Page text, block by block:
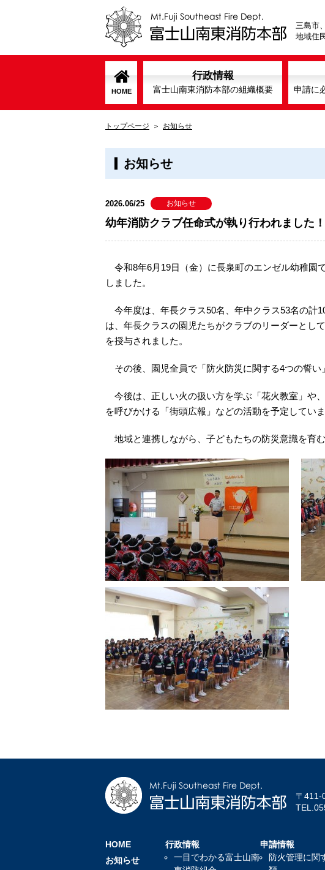
三島市
地域住
HOME
行政情報
富士山南東消防本部の組織概要 申請に
トップページ お知らせ
お知らせ
2026.06/25 お知らせ
幼年消防クラブ任命式が執り行われました！
令和8年6月19日（金）に長泉町のエンゼル幼稚園
しました。
今年度は、年長クラス50名、年中クラス53名の計
は、年長クラスの園児たちがクラブのリーダーとし
を授与されました。
その後、園児全員で「防火防災に関する4つの誓い
今後は、正しい火の扱い方を学ぶ「花火教室」や
を呼びかける「街頭広報」などの活動を予定していま
地域と連携しながら、子どもたちの防災意識を育
〒411-
HOME
お知らせ
行政情報
一目でわかる富士山南
申請情報
防火管理に関